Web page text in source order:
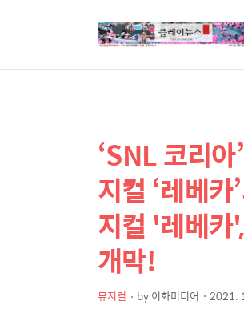
상
세
컨
텐
본
문
제
‘SNL 코리
지컬 ‘레베
지컬 '레베카
개막!
뮤지컬 by이화미디어 2021.